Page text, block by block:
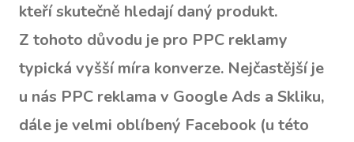
kteří skutečně hledají daný produkt.
Z tohoto důvodu je pro PPC reklamy
typická vyšší míra konverze. Nejčastější je
u nás PPC reklama v Google Ads a Skliku,
dále je velmi oblíbený Facebook (u této